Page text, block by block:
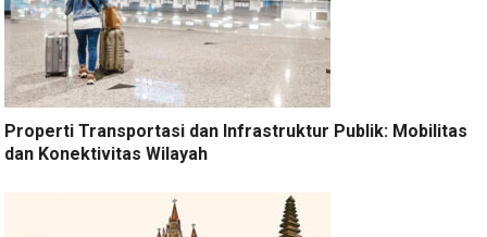
Properti Transportasi dan Infrastruktur Publik: Mobilitas
dan Konektivitas Wilayah